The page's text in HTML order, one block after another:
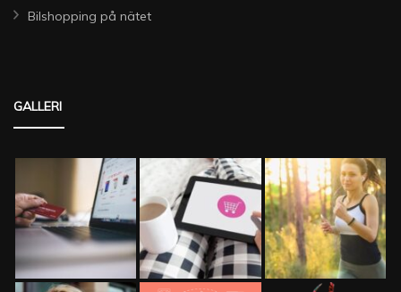
Bilshopping på nätet
GALLERI